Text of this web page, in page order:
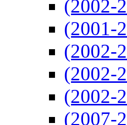
(2002-
(2001-
(2002-
(2002-
(2002-
(2007-